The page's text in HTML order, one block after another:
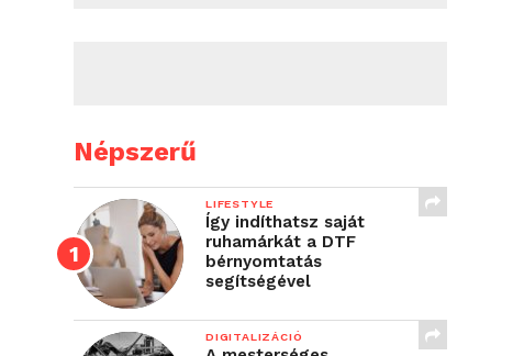
Népszerű
LIFESTYLE
Így indíthatsz saját
ruhamárkát a DTF
bérnyomtatás
segítségével
DIGITALIZÁCIÓ